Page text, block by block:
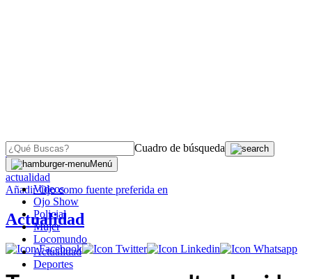
Cuadro de búsqueda
Menú
Videos
Ojo Show
Policial
Mujer
Locomundo
Actualidad
Deportes
OJO
actualidad
AñadirOjocomo fuente preferida en
Actualidad